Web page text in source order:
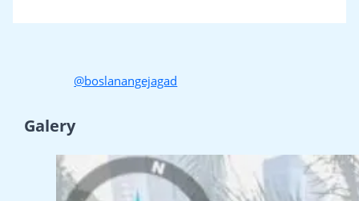
@boslanangejagad
Galery